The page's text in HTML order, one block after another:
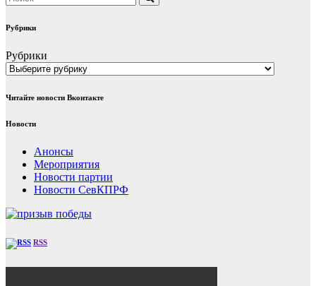
Рубрики
Рубрики
Читайте новости Вконтакте
Новости
Анонсы
Мероприятия
Новости партии
Новости СевКПРФ
RSS